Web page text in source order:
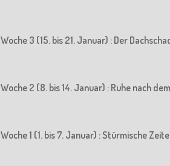
Woche 3 (15. bis 21. Januar) : Der
Woche 2 (8. bis 14. Januar) : Ruhe nach
Woche 1 (1. bis 7. Januar) : Stürmische